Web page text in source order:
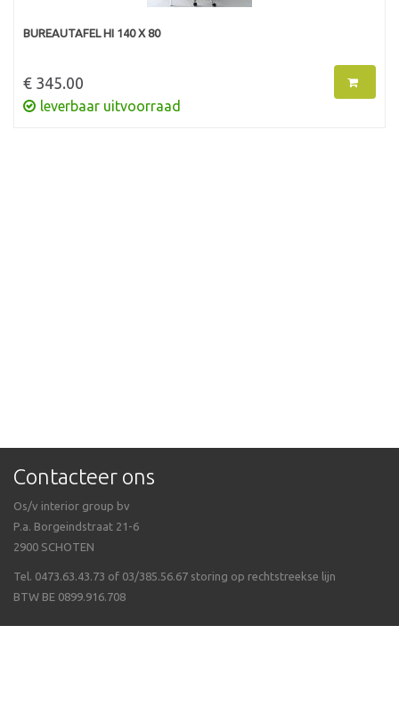
BUREAUTAFEL HI 140 X 80
€ 345.00
leverbaar uitvoorraad
Contacteer ons
Os/v interior group bv
P.a. Borgeindstraat 21-6
2900 SCHOTEN
Tel. 0473.63.43.73 of 03/385.56.67 storing op rechtstreekse lijn
BTW BE 0899.916.708